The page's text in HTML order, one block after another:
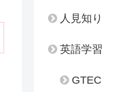
人見知り
英語学習
GTEC